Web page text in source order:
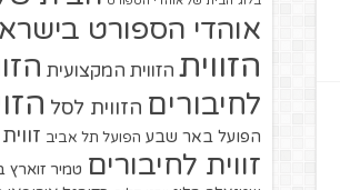
אוהדי הספורט
הזווית הזווית המקצועית
לחיבורים הזווית לסל
הפועל באר שבע הפועל תל אביב
זווית לחיבורים טמיר זוארץ